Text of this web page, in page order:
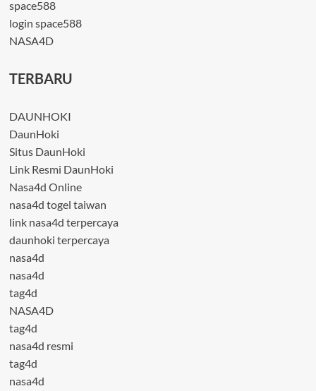
space588
login space588
NASA4D
TERBARU
DAUNHOKI
DaunHoki
Situs DaunHoki
Link Resmi DaunHoki
Nasa4d Online
nasa4d togel taiwan
link nasa4d terpercaya
daunhoki terpercaya
nasa4d
nasa4d
tag4d
NASA4D
tag4d
nasa4d resmi
tag4d
nasa4d